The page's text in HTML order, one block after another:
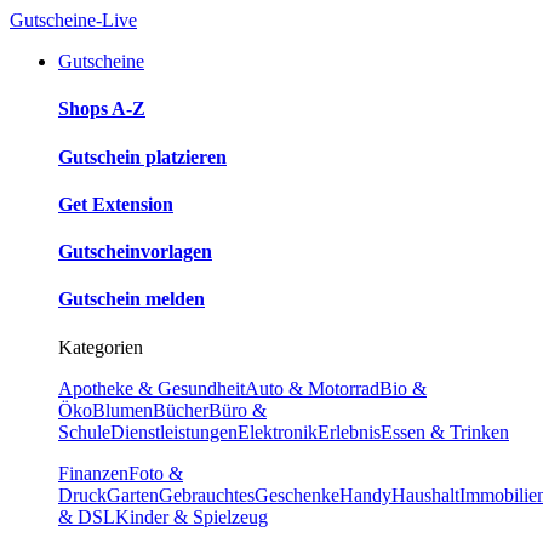
Gutscheine-Live
Gutscheine
Shops A-Z
Gutschein platzieren
Get Extension
Gutscheinvorlagen
Gutschein melden
Kategorien
Apotheke & GesundheitAuto & MotorradBio &
ÖkoBlumenBücherBüro &
SchuleDienstleistungenElektronikErlebnisEssen & Trinken
FinanzenFoto &
DruckGartenGebrauchtesGeschenkeHandyHaushalt
& DSLKinder & Spielzeug